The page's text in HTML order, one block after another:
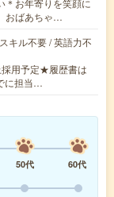
＊お年寄りを笑顔に
おばあちゃ…
キル不要 / 英語力不
用予定★履歴書は
に担当…
50代
60代